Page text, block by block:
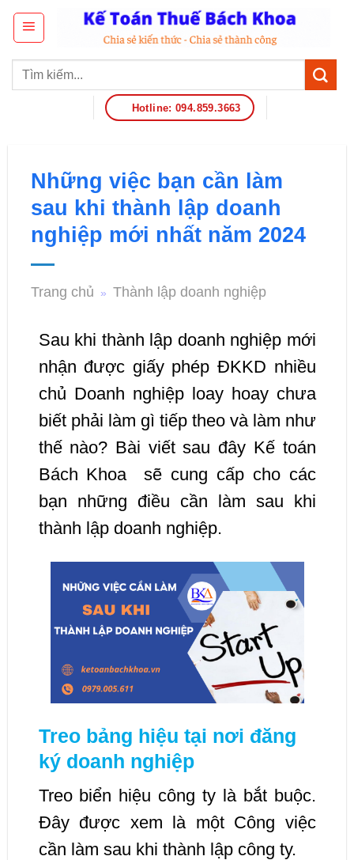
Hotline: 094.859.3663
Những việc bạn cần làm
sau khi thành lập doanh
nghiệp mới nhất năm 2024
Trang chủ » Thành lập doanh nghiệp
Sau khi thành lập doanh nghiệp mới
nhận được giấy phép ĐKKD nhiều
chủ Doanh nghiệp loay hoay chưa
biết phải làm gì tiếp theo và làm như
thế nào? Bài viết sau đây Kế toán
Bách Khoa sẽ cung cấp cho các
bạn những điều cần làm sau khi
thành lập doanh nghiệp.
Treo bảng hiệu tại nơi đăng
ký doanh nghiệp
Treo biển hiệu công ty là bắt buộc.
Đây được xem là một Công việc
cần làm sau khi thành lập công ty.